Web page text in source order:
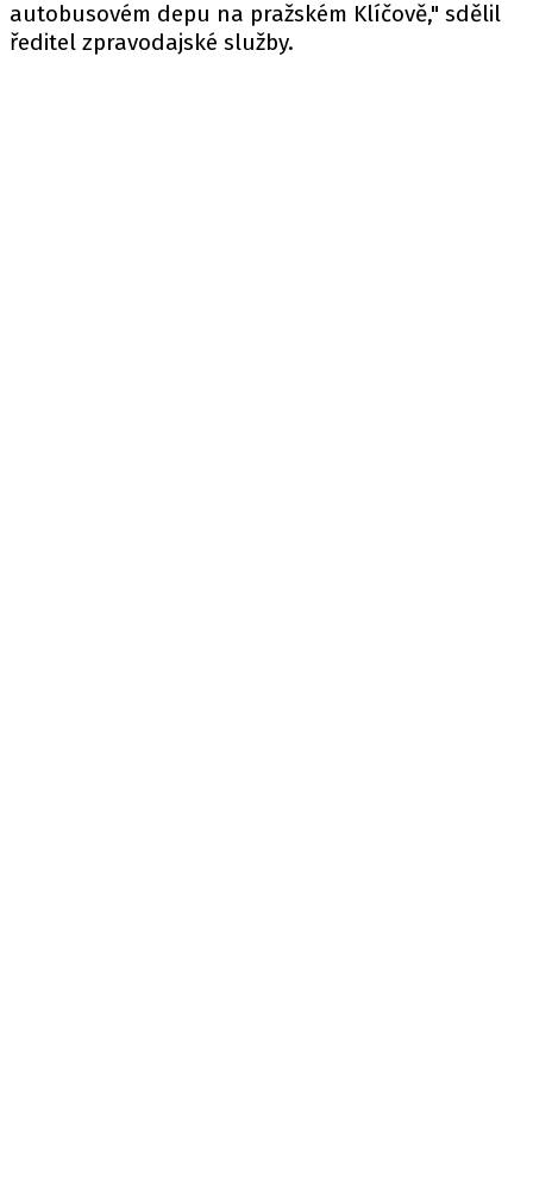
autobusovém depu na pražském Klíčově," sdělil
ředitel zpravodajské služby.